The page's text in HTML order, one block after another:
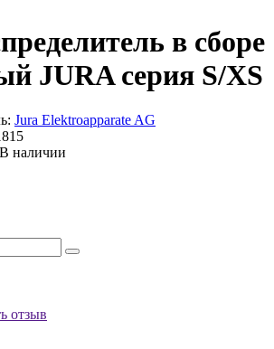
в сборе
JURA серия S/XS
Jura Elektroapparate AG
наличии
отзыв